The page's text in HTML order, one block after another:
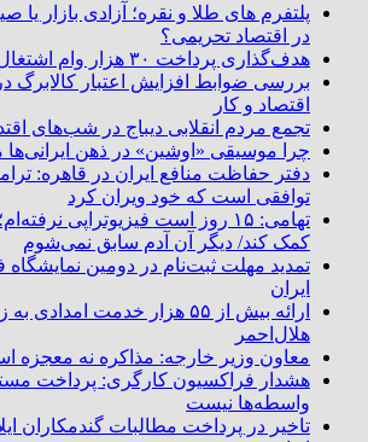
پلتفرم ‌های طلا و نقره؛ آزادی بازار یا
در اقتصاد تحریمی؟
هدف‌گذاری پرداخت ۳۰ هزار وام اشتغال تا پایان سال
بررسی ضوابط افزایش اعتبار
اقتصاد و کار
تجمع مردم انقلابی دیباج در شب‌های
چرا موسیقی «اوشین» در ذهن ایرانی‌ها
دفتر حفاظت منافع ایران در قاهره:
توافقی است که خود ویران کرد
تهامی: ۱۵ روز است فیزیوتراپی
کمک کند/ دیگر آن آدم سابق نمی‌شوم
تمدید مهلت ثبت‌نام در دومین نمایشگاه
ایران
ارائه بیش از ۵۵ هزار خدمت
هلال‌احمر
معاون وزیر خارجه: مذاکره نه معجزه
هشدار فراکسیون کارگری: پرداخت
واسطه‌ها نیست
تاخیر در پرداخت مطالبات گندمکاران